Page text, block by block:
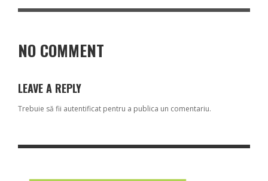
NO COMMENT
LEAVE A REPLY
Trebuie să fii autentificat pentru a publica un comentariu.